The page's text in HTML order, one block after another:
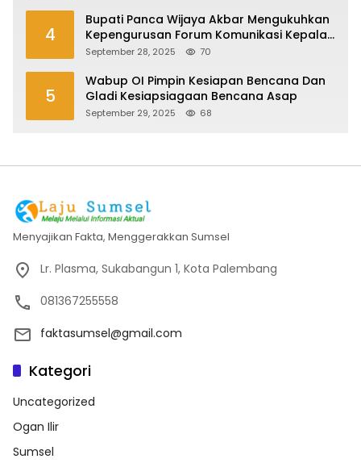
4
Bupati Panca Wijaya Akbar Mengukuhkan
Kepengurusan Forum Komunikasi Kepala
Desa Kabupaten Ogan Ilir Periode 2025-
September 28, 2025 70
5
Wabup OI Pimpin Kesiapan Bencana Dan
Gladi Kesiapsiagaan Bencana Asap
September 29, 2025 68
Menyajikan Fakta, Menggerakkan Sumsel
Lr. Plasma, Sukabangun 1, Kota Palembang
081367255558
faktasumsel@gmail.com
Kategori
Uncategorized
Ogan Ilir
Sumsel